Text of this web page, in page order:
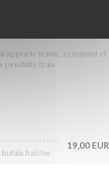
apporte tenue, croquant et
produits frais
fraîche
19,00 EUR